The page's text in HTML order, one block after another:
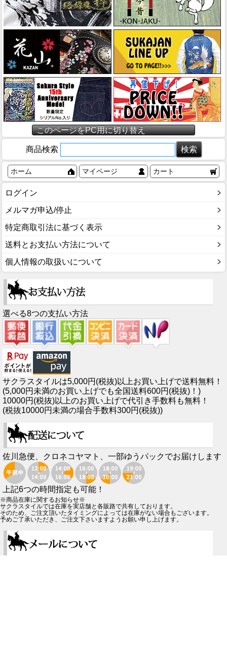
このページをPC用に切り替え
商品検索
ホーム マイページ カート
ログイン
メルマガ申込/停止
特定商取引法に基づく表示
送料とお支払い方法について
個人情報の取扱いについて
選べる8つの支払い方法
サクラスタイルは5,000円(税抜)以上お買い上げで送料無料！
(5,000円未満のお買い上げでも全国送料600円(税抜)！)
10000円(税抜)以上のお買い上げで代引き手数料も無料！
(税抜10000円未満の場合手数料300円(税抜))
佐川急便、クロネコヤマト、一部ゆうパックでお届けします
上記6つの時間指定も可能！
※商品在庫に関するお知らせ※
サクラスタイルでは在庫を実店舗と各販路で共有しております。
そのため、ご注文頂いたタイミングによっては在庫がない場合もございます。
予めご了承いただき、ご注文下さいますようお願い申し上げます。